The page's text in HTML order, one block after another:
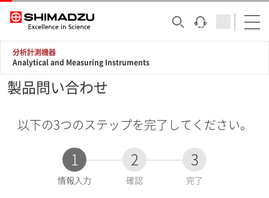
分析計測機器
Analytical and Measuring Instruments
製品問い合わせ
以下の3つのステップを完了してください。
1
現
情報入力
2
確認
3
完了